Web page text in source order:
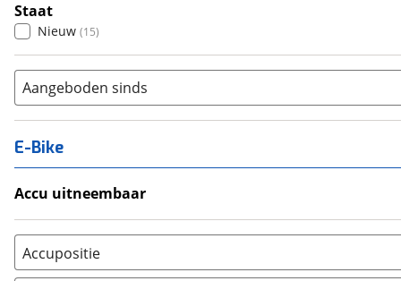
Staat
Nieuw (15)
Aangeboden sinds
E-Bike
Accu uitneembaar
Nee, vast (0)
Accupositie